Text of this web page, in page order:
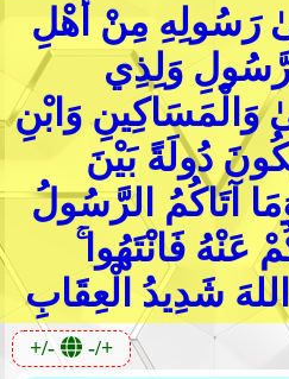
رَسُولِهِ مِنْ أَهْلِ
وَلِذِي
وَالْمَسَاكِينِ وَابْنِ
دُولَةً بَيْنَ
آتَاكُمُ الرَّسُولُ
عَنْهُ فَانْتَهُوا
شَدِيدُ الْعِقَابِ
+/- -/+